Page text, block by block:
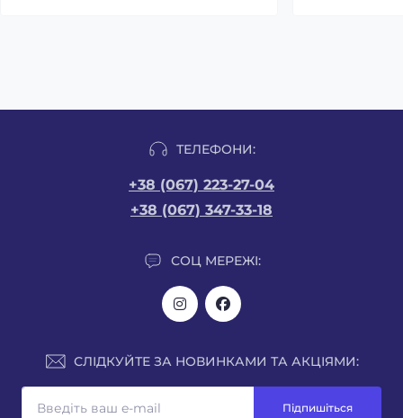
ТЕЛЕФОНИ:
+38 (067) 223-27-04
+38 (067) 347-33-18
СОЦ МЕРЕЖІ:
СЛІДКУЙТЕ ЗА НОВИНКАМИ ТА АКЦІЯМИ:
Підпишіться